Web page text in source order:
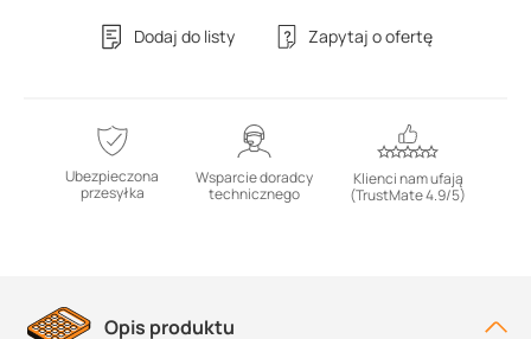
Dodaj do listy Zapytaj o ofertę
Ubezpieczona
przesyłka
Wsparcie doradcy
technicznego
Klienci nam ufają
(TrustMate 4.9/5)
Opis produktu